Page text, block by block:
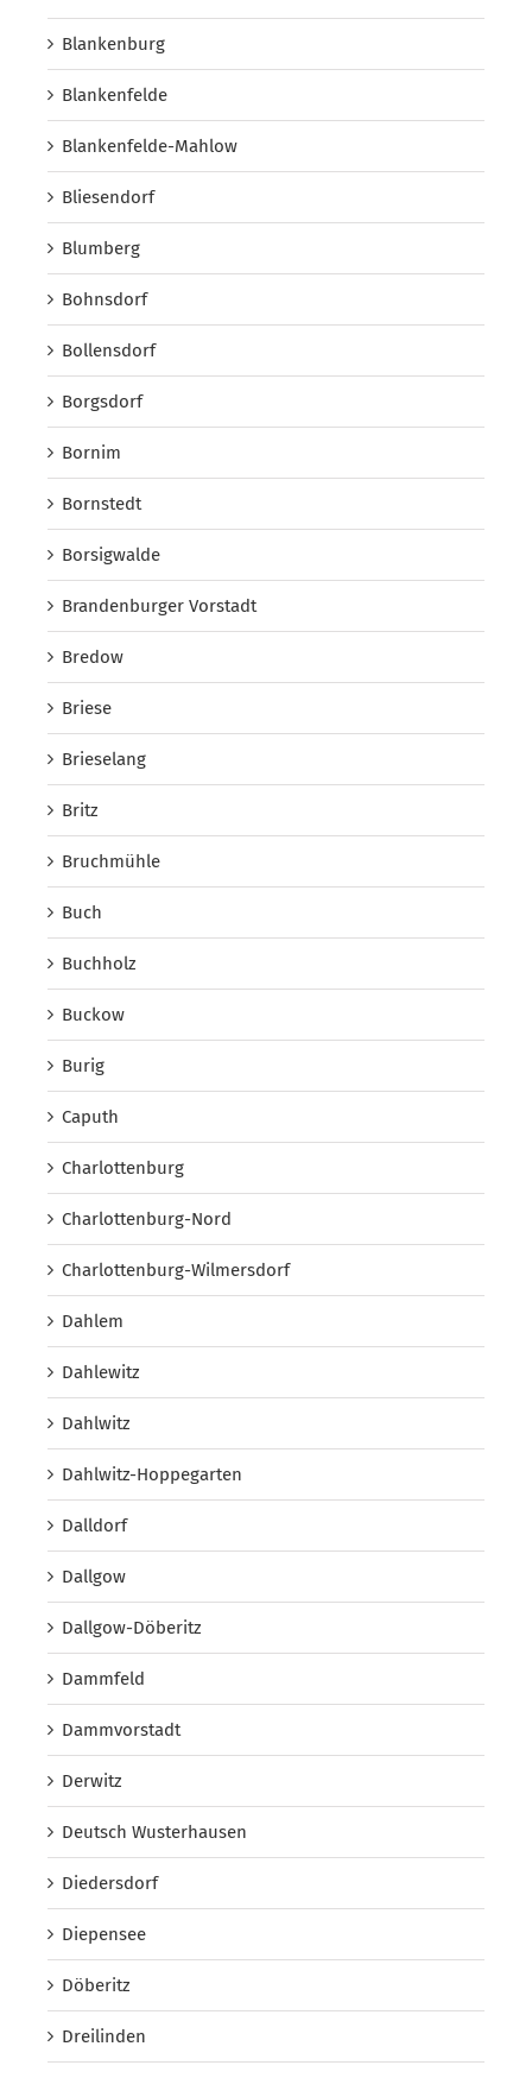
Blankenburg
Blankenfelde
Blankenfelde-Mahlow
Bliesendorf
Blumberg
Bohnsdorf
Bollensdorf
Borgsdorf
Bornim
Bornstedt
Borsigwalde
Brandenburger Vorstadt
Bredow
Briese
Brieselang
Britz
Bruchmühle
Buch
Buchholz
Buckow
Burig
Caputh
Charlottenburg
Charlottenburg-Nord
Charlottenburg-Wilmersdorf
Dahlem
Dahlewitz
Dahlwitz
Dahlwitz-Hoppegarten
Dalldorf
Dallgow
Dallgow-Döberitz
Dammfeld
Dammvorstadt
Derwitz
Deutsch Wusterhausen
Diedersdorf
Diepensee
Döberitz
Dreilinden